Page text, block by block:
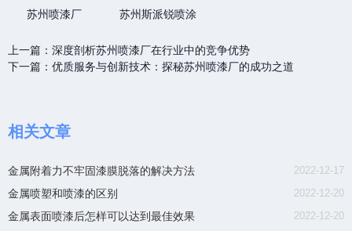
苏州喷漆厂
苏州斯派锐喷涂
上一篇： 深度剖析苏州喷漆厂在行业中的竞争优势
下一篇： 优质服务与创新技术：探秘苏州喷漆厂的成功之道
相关文章
2022-12-17
金属附着力不牢固漆膜脱落的解决方法
2022-12-20
金属喷塑和喷漆的区别
2022-12-20
金属表面喷漆后怎样可以达到最佳效果